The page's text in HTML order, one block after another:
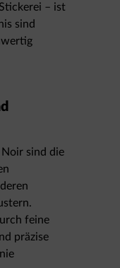
– ist
sind
sind die
feine
präzise